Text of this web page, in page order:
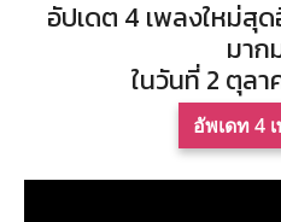
อัปเดต 4 เพลงใหม่สุ
มาก
ในวันที่ 2 ตุล
อัพเดท 4